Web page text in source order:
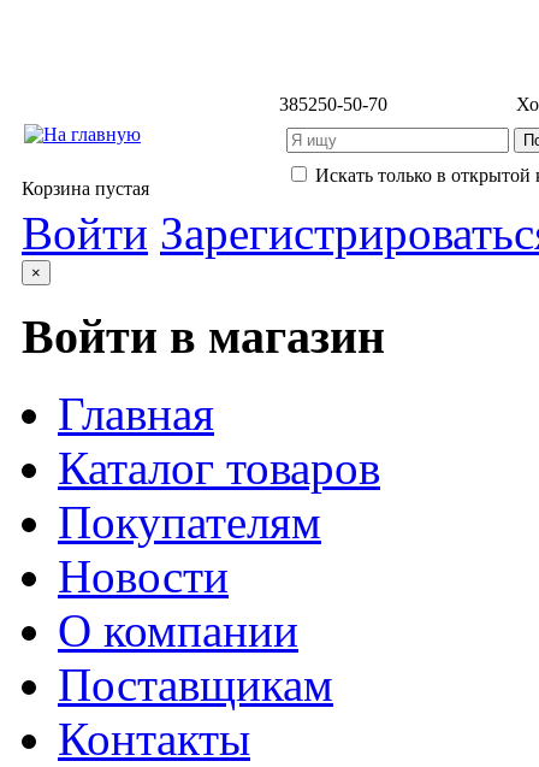
385250-50-70
Искать только в открытой
Корзина пустая
Войти
×
Войти в магазин
Главная
Каталог товаров
Покупателям
Новости
О компании
Поставщикам
Контакты